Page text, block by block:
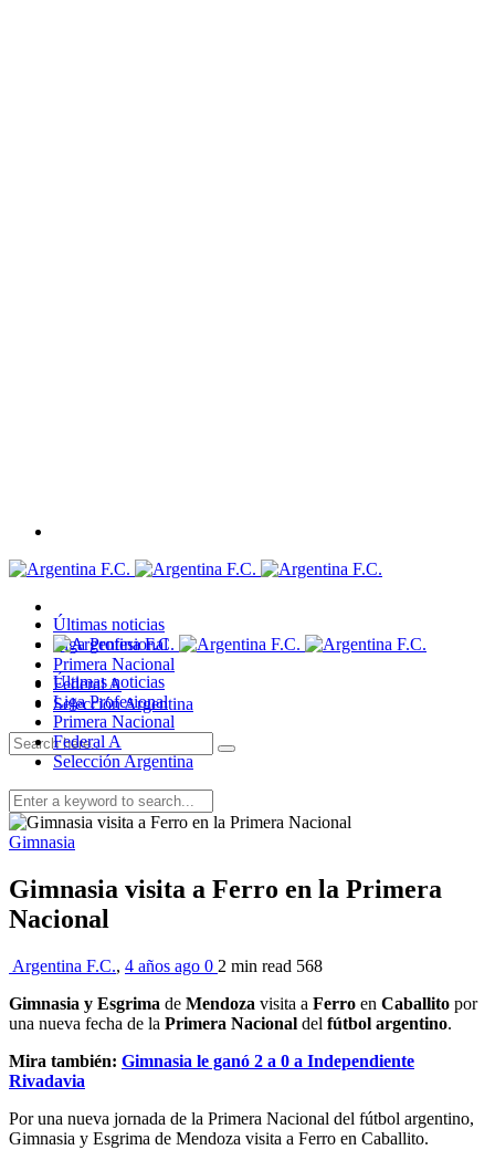
Últimas noticias
Liga Profesional
Primera Nacional
Federal A
Selección Argentina
Últimas noticias
Liga Profesional
Primera Nacional
Federal A
Selección Argentina
Gimnasia
Gimnasia visita a Ferro en la Primera
Nacional
Argentina F.C., 4 años ago 0 2 min read 568
Gimnasia y Esgrima de Mendoza visita a Ferro en Caballito por
una nueva fecha de la Primera Nacional del fútbol argentino.
Mira también: Gimnasia le ganó 2 a 0 a Independiente
Rivadavia
Por una nueva jornada de la Primera Nacional del fútbol argentino,
Gimnasia y Esgrima de Mendoza visita a Ferro en Caballito.